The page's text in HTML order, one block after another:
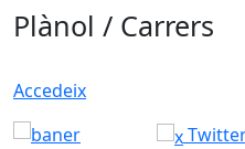
Plànol / Carrers
Accedeix